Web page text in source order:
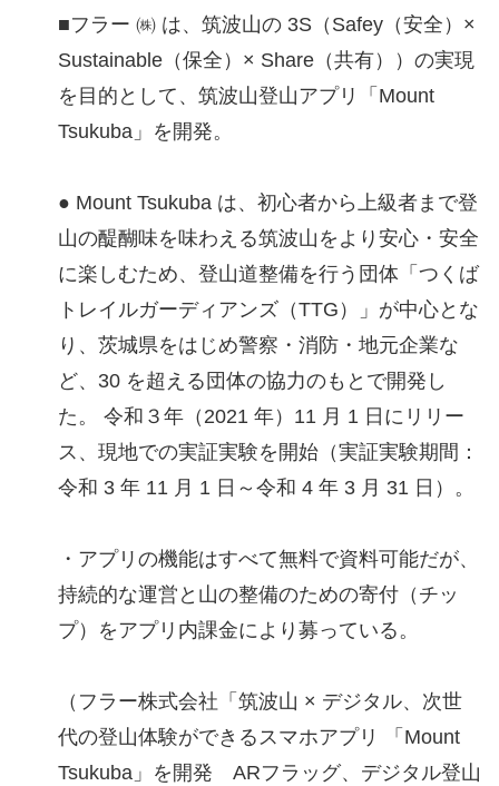
■フラー ㈱ は、筑波山の 3S（Safey（安全）×
Sustainable（保全）× Share（共有））の実現
を目的として、筑波山登山アプリ「Mount
Tsukuba」を開発。
● Mount Tsukuba は、初心者から上級者まで登
山の醍醐味を味わえる筑波山をより安心・安全
に楽しむため、登山道整備を行う団体「つくば
トレイルガーディアンズ（TTG）」が中心とな
り、茨城県をはじめ警察・消防・地元企業な
ど、30 を超える団体の協力のもとで開発し
た。 令和３年（2021 年）11 月 1 日にリリー
ス、現地での実証実験を開始（実証実験期間：
令和 3 年 11 月 1 日～令和 4 年 3 月 31 日）。
・アプリの機能はすべて無料で資料可能だが、
持続的な運営と山の整備のための寄付（チッ
プ）をアプリ内課金により募っている。
（フラー株式会社「筑波山 × デジタル、次世
代の登山体験ができるスマホアプリ 「Mount
Tsukuba」を開発 ARフラッグ、デジタル登山